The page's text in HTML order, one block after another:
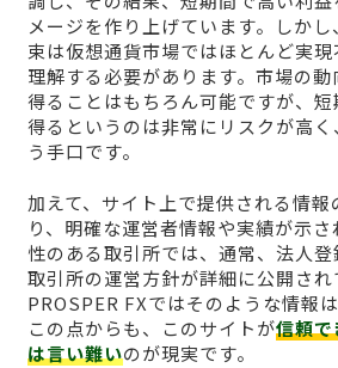
メージを作り上げています。しか
束は仮想通貨市場ではほとんど実
理解する必要があります。市場の
得ることはもちろん可能ですが、
得るというのは非常にリスクが高
う手口です。
加えて、サイト上で提供される情報
り、明確な運営者情報や実績が示
性のある取引所では、通常、法人登
取引所の運営方針が詳細に公開され
PROSPER FXではそのような情報
この点からも、このサイトが信頼
は言い難いのが現実です。